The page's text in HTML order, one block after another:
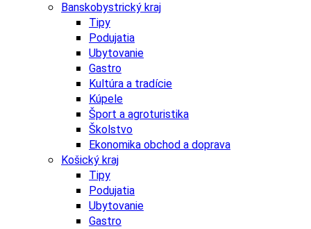
Banskobystrický kraj
Tipy
Podujatia
Ubytovanie
Gastro
Kultúra a tradície
Kúpele
Šport a agroturistika
Školstvo
Ekonomika obchod a doprava
Košický kraj
Tipy
Podujatia
Ubytovanie
Gastro